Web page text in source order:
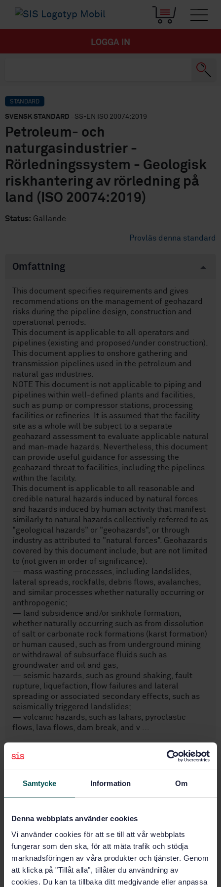
Samtycke Information Om
Denna webbplats använder cookies
Vi använder cookies för att se till att vår webbplats
fungerar som den ska, för att mäta trafik och stödja
marknadsföringen av våra produkter och tjänster. Genom
att klicka på "Tillåt alla", tillåter du användning av
cookies. Du kan ta tillbaka ditt medgivande eller anpassa
LOGGA IN
STANDARD
SVENSK STANDARD · SS-EN ISO 20074:2019
Petroleum- och
naturgasindustrier -
Rörledningssystem - Geologisk
riskhantering av rörledning på
land (ISO 20074:2019)
Status: Gällande
Provläs denna standard
Omfattning
This document specifies requirements and gives
recommendations on the management of geohazard
risks during the pipeline design, construction and
operational periods.
This document is applicable to all operators and
pipelines (existing and proposed/under construction).
This document applies to onshore gathering and
transmission pipelines used in the petroleum and
natural gas industries.
NOTE This document is not applicable to piping and
pipelines within well-defined plants and facilities,
such as pump or compressor stations, processing
facilities or refineries. It is assumed that the facility
site as a whole will be subject to a separate
geohazard assessment to evaluate applicable natural
and man-made hazards. Nevertheless, this document
can provide useful guidance for assessing the
geohazard threat to facilities, including the pipelines
within the facility.
This document is applicable to all reasonable and
credible natural hazards induced by natural forces
and hazards induced by human activity that manifest
similarly to natural hazards collectively referred to as
"geological hazards" or "geohazards", or through
industry as attributed to "natural forces". Geohazards
covered by this document include, but are not limited
to (not given in order of significance):
— mass wasting processes, including landslides,
lateral spreads, rockfalls, debris flows, avalanches,
and similar processes whether naturally occurring or
anthropogenic;
— land subsidence and/or sinkhole formation,
whether naturally occurring such as from dissolution
of salt or carbonate rock formations (karst formation)
or human caused, such as from underground mining
or withdrawal of subsurface fluids such as
groundwater and oil and gas;
— seismic hazards, such as ground shaking, fault
rupture, liquefaction, flow failures and lateral
spreading or associated secondary effects, such as
seismically triggered landslides;
— volcanic hazards, such as lahars, pyroclastic
flows, lava flows, dam break, and v ...
Ämnesområden
Utvinning och bearbetning av
petroleum och naturgas (75.020)
petroleumprodukter och naturgas
(75.200)
Stålrör (77.140.75)